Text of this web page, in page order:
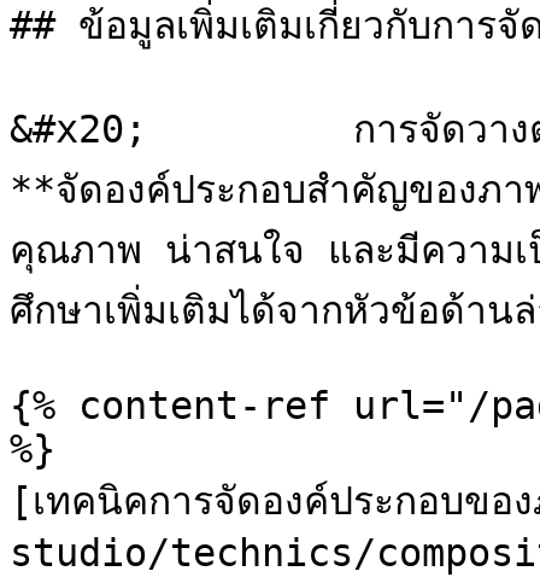
## ข้อมูลเพิ่มเติมเกี่ยวกับการ
&#x20;         การจัดวางต
**จัดองค์ประกอบสำคัญของภ
คุณภาพ น่าสนใจ และมีความ
ศึกษาเพิ่มเติมได้จากหัวข้อด้าน
{% content-ref url="/
%}
[เทคนิคการจัดองค์ประกอบข
studio/technics/